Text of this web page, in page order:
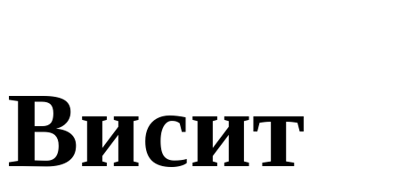
Висит